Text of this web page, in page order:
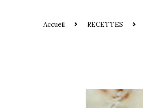
Accueil RECETTES